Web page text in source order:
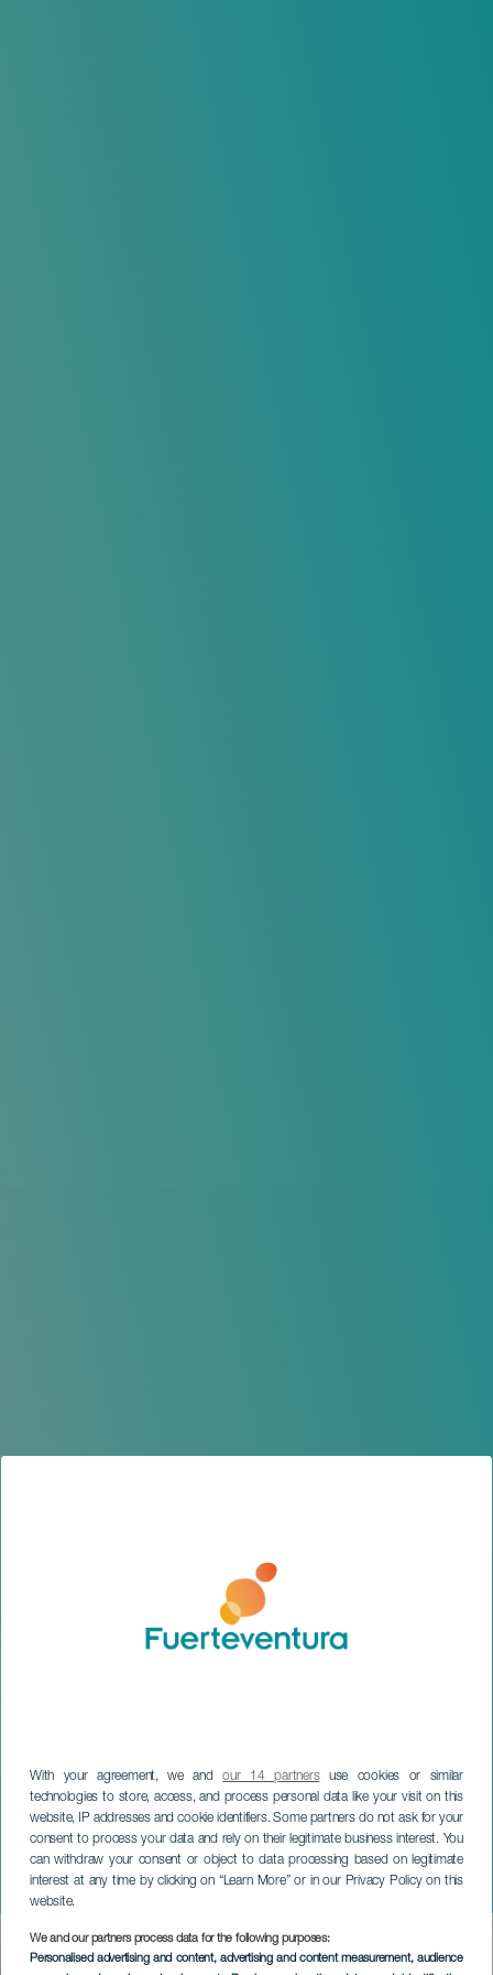
With your agreement, we andour 14 partnersuse cookies or similar
technologies to store, access, and process personal data like your visit on this
website, IP addresses and cookie identifiers. Some partners do not ask for your
consent to process your data and rely on their legitimate business interest. You
can withdraw your consent or object to data processing based on legitimate
interest at any time by clicking on “Learn More” or in our Privacy Policy on this
website.
We and our partners process data for the following purposes:
Personalised advertising and content, advertising and content measurement, audience
Por voluntad propia
FUERTEVENTURA
Imagen
Listado